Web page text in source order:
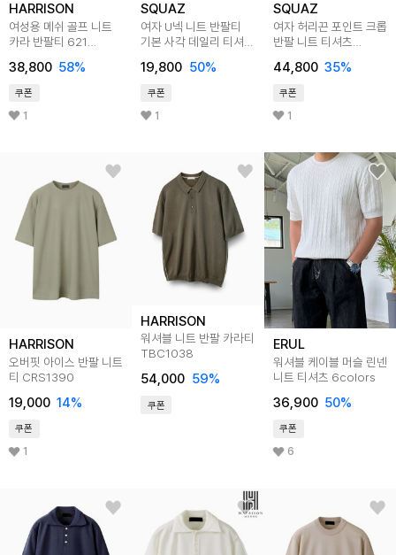
HARRISON
여성용 메쉬 골프 니트
카라 반팔티 621
38,800 58%
쿠폰
1
SQUAZ
여자 U넥 니트 반팔티
기본 사각 데일리 티셔츠
19,800 50%
쿠폰
1
SQUAZ
여자 허리끈 포인트 크롭
반팔 니트 티셔츠
44,800 35%
쿠폰
1
HARRISON
오버핏 아이스 반팔 니트
티 CRS1390
19,000 14%
쿠폰
1
HARRISON
워셔블 니트 반팔 카라티
TBC1038
54,000 59%
쿠폰
ERUL
워셔블 케이블 머슬 린넨
니트 티셔츠 6colors
36,900 50%
쿠폰
6